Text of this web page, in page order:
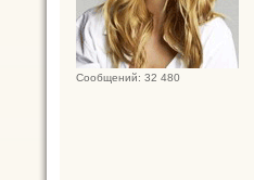
Сообщений: 32 480